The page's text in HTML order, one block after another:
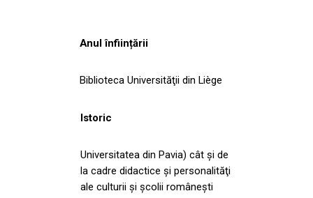
Anul înființării
Biblioteca Universităţii din Liège
Istoric
Universitatea din Pavia) cât şi de
la cadre didactice şi personalităţi
ale culturii şi şcolii româneşti